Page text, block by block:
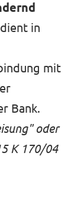
in
mit
Bank.
oder
K 170/04